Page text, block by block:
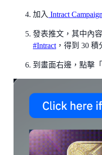
加入 Intract
發表推文，其中內
#Intract ，得到 30 積
到畫面右邊，點擊